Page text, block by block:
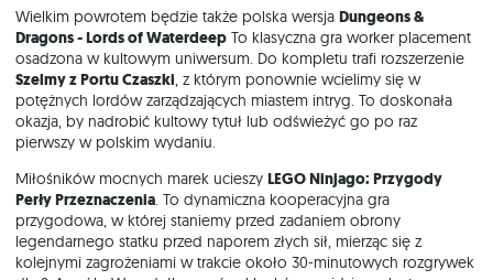
Wielkim powrotem będzie także polska wersja Dungeons &
Dragons - Lords of Waterdeep To klasyczna gra worker placement
osadzona w kultowym uniwersum. Do kompletu trafi rozszerzenie
Szelmy z Portu Czaszki, z którym ponownie wcielimy się w
potężnych lordów zarządzających miastem intryg. To doskonała
okazja, by nadrobić kultowy tytuł lub odświeżyć go po raz
pierwszy w polskim wydaniu.
Miłośników mocnych marek ucieszy LEGO Ninjago: Przygody
Perły Przeznaczenia. To dynamiczna kooperacyjna gra
przygodowa, w której staniemy przed zadaniem obrony
legendarnego statku przed naporem złych sił, mierząc się z
kolejnymi zagrożeniami w trakcie około 30-minutowych rozgrywek